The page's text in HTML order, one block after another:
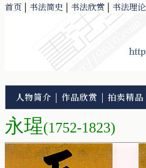
首页 | 书法简史 | 书法欣赏 | 书法理论
人物简介 | 作品欣赏 | 拍卖精品
永瑆(1752-1823)